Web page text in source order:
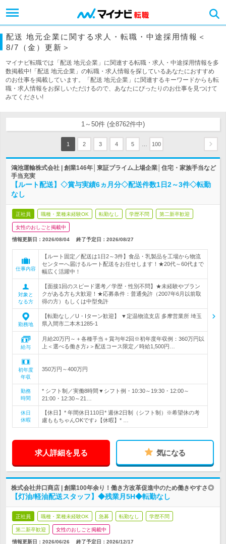
配送 地元企業に関する求人・転職・中途採用情報＜
8/7（金）更新＞
マイナビ転職では「配送 地元企業」に関連する転職・求人・中途採用情報を多
数掲載中!「配送 地元企業」の転職・求人情報を探しているあなたにおすすめ
のお仕事を掲載しています。「配送 地元企業」に関連するキーワードからも転
職・求人情報をお探しいただけるので、あなたにぴったりのお仕事を見つけて
みてください!
1～50件 (全8762件中)
1 2 3 4 5 100
鴻池運輸株式会社 | 創業146年│東証プライム上場企業│住宅・家族手当など
手当充実
【ルート配送】◇賞与実績6ヵ月分◇配送件数1日2～3件◇転勤
なし
正社員 職種・業種未経験OK 転勤なし 学歴不問 第二新卒歓迎
女性のおしごと掲載中
情報更新日：2026/08/04 終了予定日： 2026/08/27
仕事内容
【ルート固定／配送は1日2～3件】食品・乳製品を工場から物流
センターへ届けるルート配送をお任せします！★20代～60代まで
幅広く活躍中！
対象と
なる方
【面接1回のスピード選考／学歴・性別不問】★未経験やブラン
クがある方も大歓迎！★応募条件：普通免許（2007年6月以前取
得の方）もしくは中型免許
勤務地
【転勤なし／U・Iターン歓迎】 ▼定温物流支店 多摩営業所 埼玉
県入間市二本木1285-1
給与
月給20万円～＋各種手当＋賞与年2回※初年度年収例：360万円以
上＜選べる働き方♪＞配送コース限定／時給1,500円…
初年度
年収
350万円～400万円
勤務
時間
* シフト制／実働8時間▼シフト例・10:30～19:30・12:00～
21:00・12:30～21…
休日
休暇
【休日】* 年間休日110日* 週休2日制（シフト制）※希望休の考
慮ももちゃんOKです♪【休暇】* …
求人詳細を見る 気になる
株式会社井口商店 | 創業100年余り！働き方改革促進中のため働きやすさ◎
【灯油/軽油配送スタッフ】◆残業月5H◆転勤なし
正社員 職種・業種未経験OK 急募 転勤なし 学歴不問
第二新卒歓迎 女性のおしごと掲載中
情報更新日：2026/06/26 終了予定日： 2026/12/17